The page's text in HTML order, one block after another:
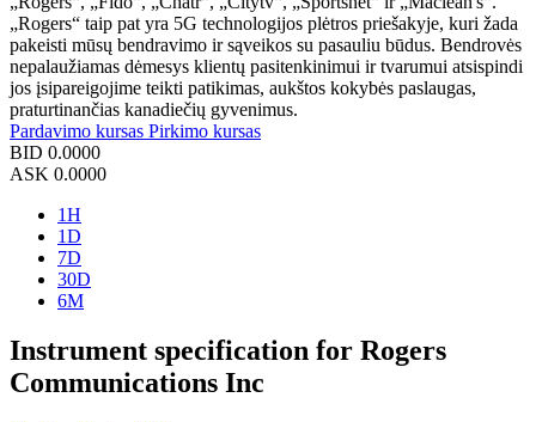
„Rogers“ taip pat yra 5G technologijos plėtros priešakyje, kuri žada
pakeisti mūsų bendravimo ir sąveikos su pasauliu būdus. Bendrovės
nepalaužiamas dėmesys klientų pasitenkinimui ir tvarumui atsispindi
jos įsipareigojime teikti patikimas, aukštos kokybės paslaugas,
praturtinančias kanadiečių gyvenimus.
Pardavimo kursas Pirkimo kursas
BID 0.0000
ASK 0.0000
1H
1D
7D
30D
6M
Instrument specification for Rogers
Communications Inc